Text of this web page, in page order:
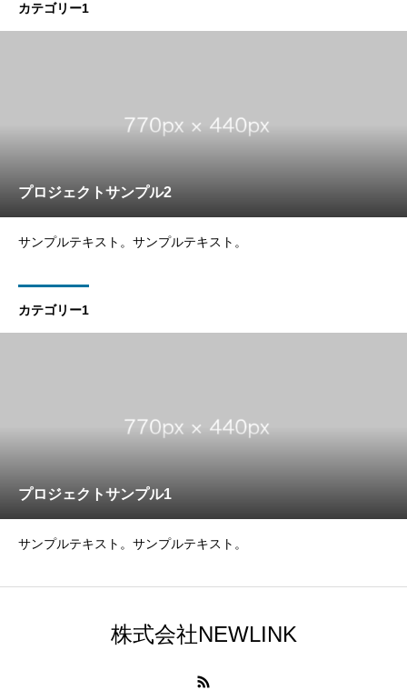
カテゴリー1
プロジェクトサンプル2
サンプルテキスト。サンプルテキスト。
カテゴリー1
プロジェクトサンプル1
サンプルテキスト。サンプルテキスト。
株式会社NEWLINK